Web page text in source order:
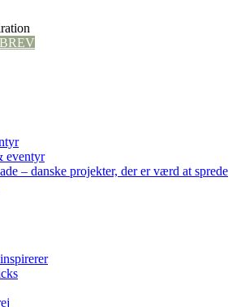
eventyr
– danske projekter, der er værd at sprede